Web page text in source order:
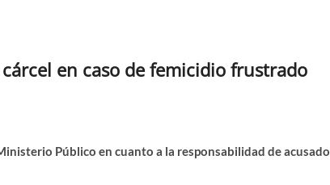
en caso de femicidio frustrado
Público en cuanto a la responsabilidad de acusado